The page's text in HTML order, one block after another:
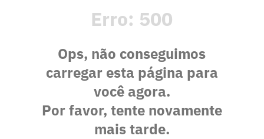
Erro: 500
Ops, não conseguimos
carregar esta página para
você agora.
Por favor, tente novamente
mais tarde.